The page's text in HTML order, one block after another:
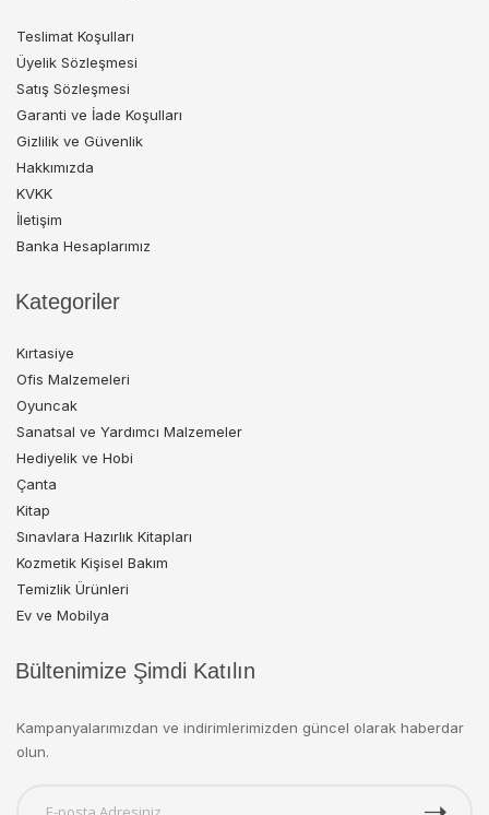
Teslimat Koşulları
Üyelik Sözleşmesi
Satış Sözleşmesi
Garanti ve İade Koşulları
Gizlilik ve Güvenlik
Hakkımızda
KVKK
İletişim
Banka Hesaplarımız
Kategoriler
Kırtasiye
Ofis Malzemeleri
Oyuncak
Sanatsal ve Yardımcı Malzemeler
Hediyelik ve Hobi
Çanta
Kitap
Sınavlara Hazırlık Kitapları
Kozmetik Kişisel Bakım
Temizlik Ürünleri
Ev ve Mobilya
Bültenimize Şimdi Katılın
Kampanyalarımızdan ve indirimlerimizden güncel olarak haberdar
olun.